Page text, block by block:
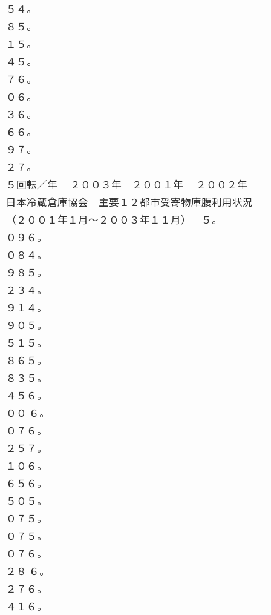
５４。
８５。
１５。
４５。
７６。
０６。
３６。
６６。
９７。
２７。
５回転／年 ２００３年 ２００１年 ２００２年
日本冷蔵倉庫協会 主要１２都市受寄物庫腹利用状況
（２００１年１月〜２００３年１１月） ５。
０９６。
０８４。
９８５。
２３４。
９１４。
９０５。
５１５。
８６５。
８３５。
４５６。
００ ６。
０７６。
２５７。
１０６。
６５６。
５０５。
０７５。
０７５。
０７６。
２８ ６。
２７６。
４１６。